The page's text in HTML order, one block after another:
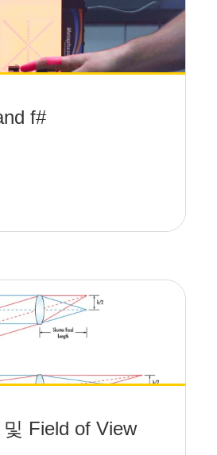
f#
Field of View